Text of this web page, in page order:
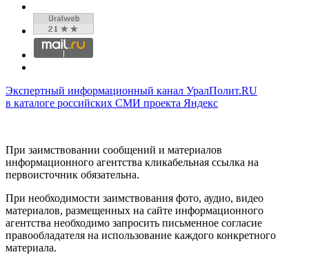
Экспертный информационный канал УралПолит.RU
в каталоге российских СМИ проекта Яндекс
При заимствовании сообщений и материалов
информационного агентства кликабельная ссылка на
первоисточник обязательна.
При необходимости заимствования фото, аудио, видео
материалов, размещенных на сайте информационного
агентства необходимо запросить письменное согласие
правообладателя на использование каждого конкретного
материала.